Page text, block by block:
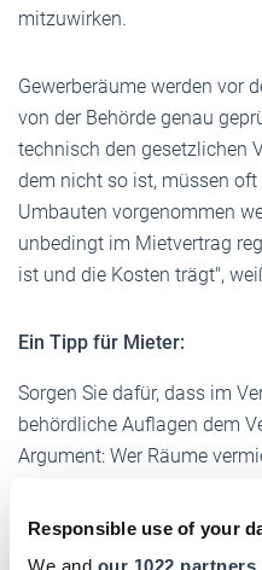
Responsible use of your
mitzuwirken.
Gewerberäume werden vor
von der Behörde genau
technisch den gesetzlichen
dem nicht so ist, müssen
Umbauten vorgenommen
unbedingt im Mietvertrag
ist und die Kosten trägt",
Ein Tipp für Mieter:
Sorgen Sie dafür, dass im
behördliche Auflagen dem
Argument: Wer Räume
die Räume auch wie